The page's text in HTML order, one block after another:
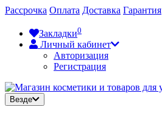
Рассрочка Оплата Доставка Гарантия
Закладки0
Личный кабинет
Авторизация
Регистрация
Везде